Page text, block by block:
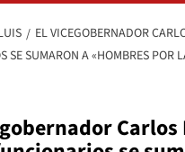
EL VICEGOBERNADOR
SE SUMARON A «HOMBRES POR
Carlos